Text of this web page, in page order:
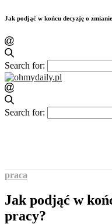
Jak podjąć w końcu decyzję o
Search for:
Search for:
praca
Jak podjąć w
pracy?